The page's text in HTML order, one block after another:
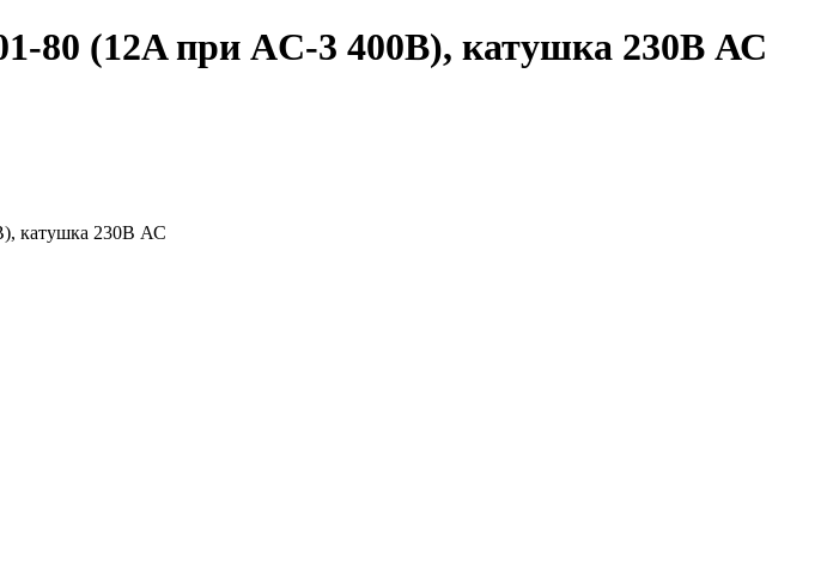
80 (12A при AC-3 400В), катушка 230В АС
катушка 230В АС